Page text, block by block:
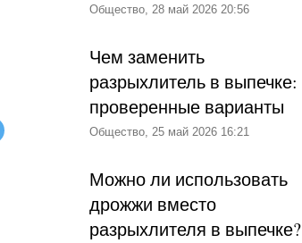
Общество, 28 май 2026 20:56
Чем заменить
разрыхлитель в выпечке:
проверенные варианты
Общество, 25 май 2026 16:21
Можно ли использовать
дрожжи вместо
разрыхлителя в выпечке?